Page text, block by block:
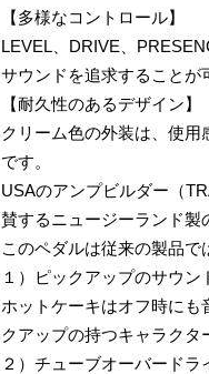
【多様なコントロール】
LEVEL、DRIVE、
サウンドを追求することが
【耐久性のあるデザイン】
クリーム色の外装は、使
です。
USAのアンプビルダー（
賛するニュージーランド製
このペダルは従来の製品で
１）ピックアップのサウン
ホットケーキはオフ時にも
クアップの持つキャラクタ
２）チューブオーバードラ